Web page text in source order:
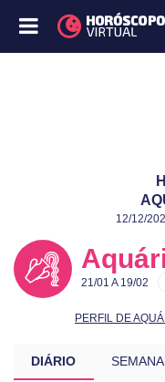
12/12/
12/12/
12/12/
21/01 A 19/02
PERFIL DE
DIÁRIO